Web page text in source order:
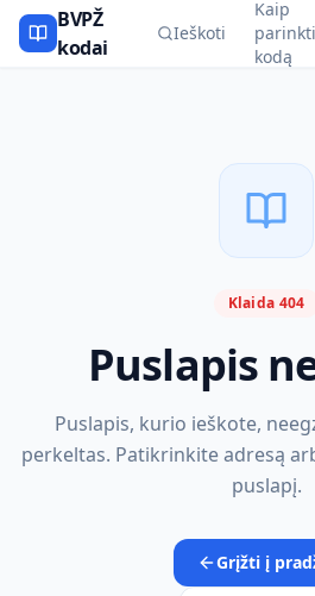
BVPŽ
kodai
Ieškoti
Kaip
parinkti
kodą
Klaida 404
Puslapis
Puslapis, kurio ieškote,
perkeltas. Patikrinkite adresą
puslapį.
Grįžti į